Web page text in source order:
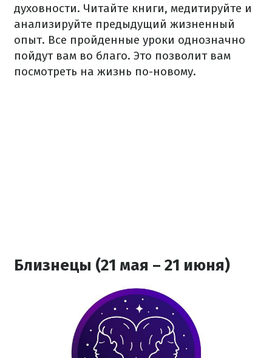
духовности. Читайте книги, медитируйте и
анализируйте предыдущий жизненный
опыт. Все пройденные уроки однозначно
пойдут вам во благо. Это позволит вам
посмотреть на жизнь по-новому.
Близнецы (21 мая – 21 июня)